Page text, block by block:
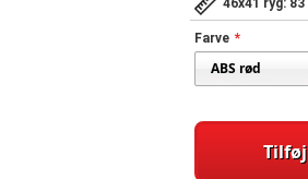
46x41 ryg:
Farve